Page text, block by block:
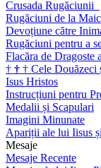
Crusada Rugăciunii
Rugăciuni de la
Devoțiune către
Rugăciuni pentru a
Flacăra de Dragoste
† † † Cele Douăzeci
Isus Hristos
Instrucțiuni pentru
Medalii și Scapulari
Imagini Minunate
Apariții ale lui Iisus
Mesaje
Mesaje Recente